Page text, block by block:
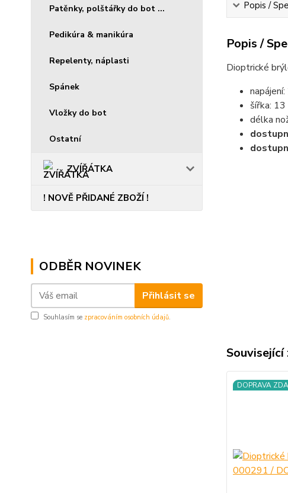
Patěnky, polštářky do bot ...
Pedikúra & manikúra
Repelenty, náplasti
Spánek
Vložky do bot
Ostatní
ZVÍŘÁTKA
! NOVĚ PŘIDANÉ ZBOŽÍ !
ODBĚR NOVINEK
Přihlásit se
Souhlasím se zpracováním osobních údajů.
Popis /
Popis /
Dioptrické
šířka: 13
délka
Související
DOPRAVA